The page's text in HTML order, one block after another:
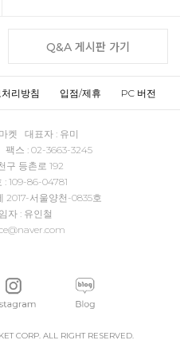
Q&A 게시판 가기
리방침 입점/제휴 PC 버전
켓 대표자 : 유미
스 : 02-3663-3245
구 등촌로 192
: 109-86-04781
2017-서울양천-0835호
자 : 유인철
CORP. ALL RIGHT RESERVED.